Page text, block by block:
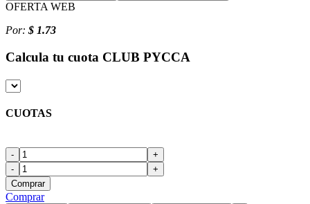
OFERTA WEB
Por: $ 1.73
Calcula tu cuota CLUB PYCCA
CUOTAS
-
+
-
+
Comprar
Comprar